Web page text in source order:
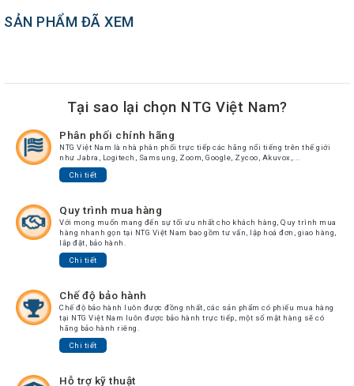
SẢN PHẨM ĐÃ XEM
Tại sao lại chọn NTG Việt Nam?
Phân phối chính hãng
NTG Việt Nam là nhà phân phối trực tiếp các hãng nổi tiếng trên thế giới
như Jabra, Logitech, Samsung, Zoom, Google, Zycoo, Akuvox,...
Chi tiết
Quy trình mua hàng
Với mong muốn mang đến sự tối ưu nhất cho khách hàng, Quy trình mua
hàng nhanh gọn tại NTG Việt Nam bao gồm tư vấn, lập hoá đơn, giao hàng,
lắp đặt, bảo hành.
Chi tiết
Chế độ bảo hành
Chế độ bảo hành luôn được đồng nhất, các sản phẩm có phiếu mua hàng
tại NTG Việt Nam luôn được bảo hành trực tiếp, một số mặt hàng sẽ có
hãng bảo hành riêng.
Chi tiết
Hỗ trợ kỹ thuật